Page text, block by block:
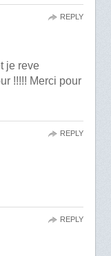
je reve
!!!!! Merci pour
REPLY
REPLY
REPLY